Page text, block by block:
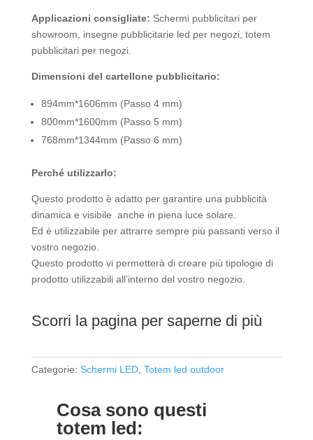
Applicazioni consigliate: Schermi pubblicitari per
showroom, insegne pubblicitarie led per negozi, totem
pubblicitari per negozi.
Dimensioni del cartellone pubblicitario:
894mm*1606mm (Passo 4 mm)
800mm*1600mm (Passo 5 mm)
768mm*1344mm (Passo 6 mm)
Perché utilizzarlo:
Questo prodotto è adatto per garantire una pubblicità
dinamica e visibile anche in piena luce solare.
Ed è utilizzabile per attrarre sempre più passanti verso il
vostro negozio.
Questo prodotto vi permetterà di creare più tipologie di
prodotto utilizzabili all’interno del vostro negozio.
Scorri la pagina per saperne di più
Categorie: Schermi LED, Totem led outdoor
Cosa sono questi
totem led: